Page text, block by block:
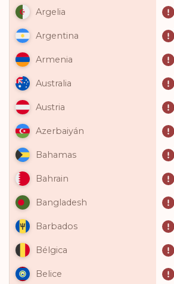
Argelia
Argentina
Armenia
Australia
Austria
Azerbaiyán
Bahamas
Bahrain
Bangladesh
Barbados
Bélgica
Belice